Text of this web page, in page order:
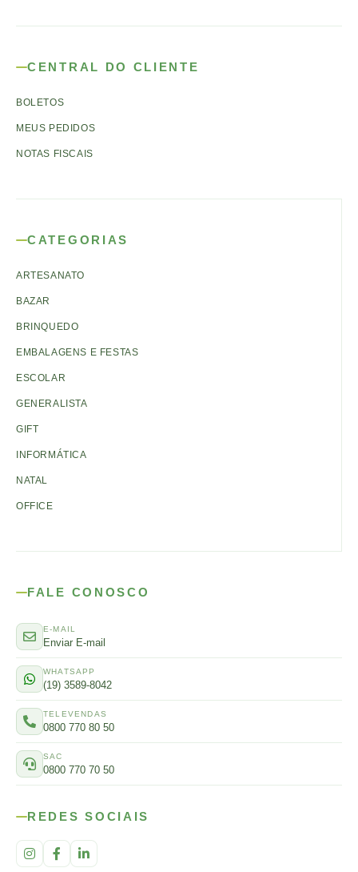
CENTRAL DO CLIENTE
BOLETOS
MEUS PEDIDOS
NOTAS FISCAIS
CATEGORIAS
ARTESANATO
BAZAR
BRINQUEDO
EMBALAGENS E FESTAS
ESCOLAR
GENERALISTA
GIFT
INFORMÁTICA
NATAL
OFFICE
FALE CONOSCO
E-MAIL
Enviar E-mail
WHATSAPP
(19) 3589-8042
TELEVENDAS
0800 770 80 50
SAC
0800 770 70 50
REDES SOCIAIS